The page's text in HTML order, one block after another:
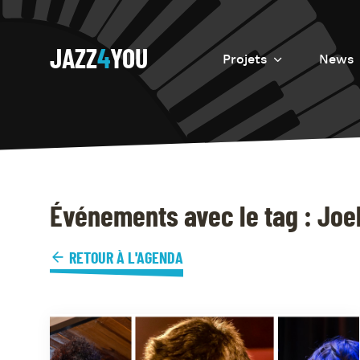
JAZZ4YOU Projets
Introduction
Resurrection
News
Événements avec le tag :
RETOUR À L'AGENDA